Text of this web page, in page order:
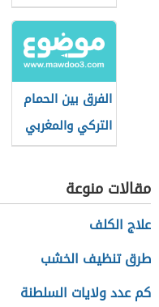
طاقتك الإيجابية؟
الفرق بين الحمام
التركي والمغربي
مقالات منوعة
علاج الكلف
طرق تنظيف الخشب
كم عدد ولايات السلطنة